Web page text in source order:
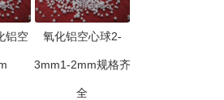
铝空 氧化铝空心球2-
3mm1-2mm规格齐
全